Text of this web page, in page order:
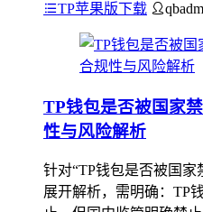
TP苹果版下载
TP钱包是否被国家
性与风险解析
针对“TP钱包是否被国
展开解析，需明确：TP